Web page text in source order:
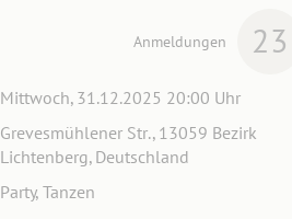
Anmeldungen 23
Mittwoch, 31.12.2025 20:00 Uhr
Grevesmühlener Str., 13059 Bezirk
Lichtenberg, Deutschland
Party, Tanzen